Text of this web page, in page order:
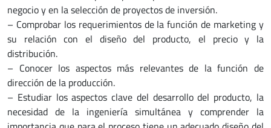
negocio y en la selección de proyectos de inversión.
– Comprobar los requerimientos de la función de marketing y
su relación con el diseño del producto, el precio y la
distribución.
– Conocer los aspectos más relevantes de la función de
dirección de la producción.
– Estudiar los aspectos clave del desarrollo del producto, la
necesidad de la ingeniería simultánea y comprender la